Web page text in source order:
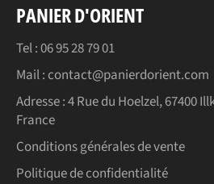
PANIER D'ORIENT
Tel : 06 95 28 79 01
Mail : contact@panierdorient.com
Adresse :4 Rue du Hoelzel, 67400
France
Conditions générales de vente
Politique de confidentialité